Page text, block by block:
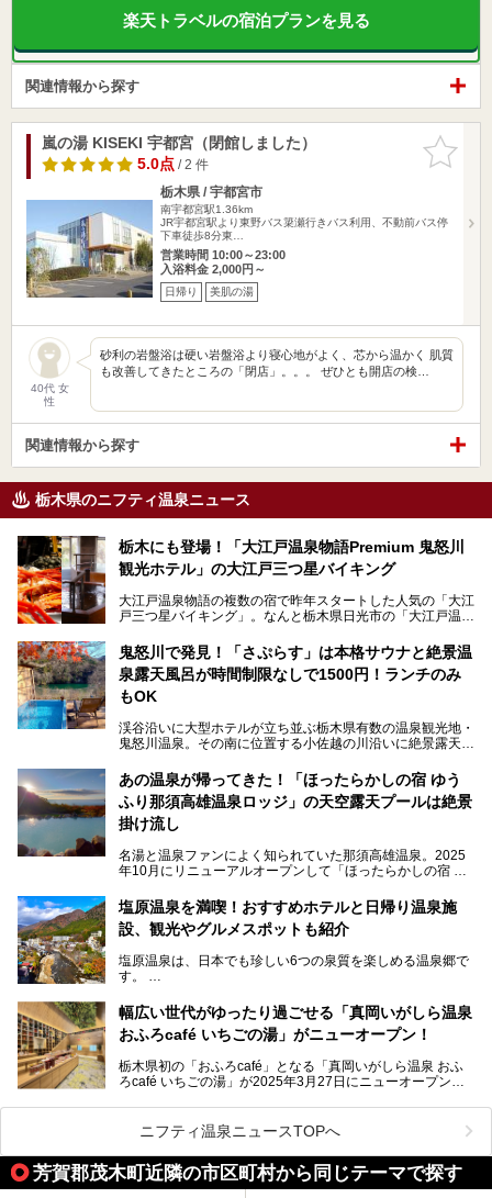
楽天トラベルの宿泊プランを見る
関連情報から探す
お気に入
りに追加
嵐の湯 KISEKI 宇都宮（閉館しました）
5.0点/ 2 件
栃木県 / 宇都宮市
南宇都宮駅1.36km
JR宇都宮駅より東野バス簗瀬行きバス利用、不動前バス停
下車徒歩8分東…
営業時間 10:00～23:00
入浴料金 2,000円～
日帰り 美肌の湯
40代 女
性
砂利の岩盤浴は硬い岩盤浴より寝心地がよく、芯から温かく 肌質
も改善してきたところの「閉店」。。。 ぜひとも開店の検…
関連情報から探す
栃木県のニフティ温泉ニュース
栃木にも登場！「大江戸温泉物語Premium 鬼怒川
観光ホテル」の大江戸三つ星バイキング
大江戸温泉物語の複数の宿で昨年スタートした人気の「大江
戸三つ星バイキング」。なんと栃木県日光市の「大江戸温泉
ここは首都圏から1泊で行きやすい鬼怒川温泉の渓流沿いに
建つホテルで、バイキングの他にも天然温泉の大浴場とサウ
ナ、フリーフローサービスのラウンジなど館内で楽しめるス
ポットがたくさんあり、3世代旅行やグループ旅行にもぴっ
たり。
そんな「大江戸温泉物語Premium 鬼怒川観光ホテル」の魅
力を詳しく紹介しちゃいます。
───
提供元：大江戸温泉物語ホテルズ＆リゾーツ株式会社【P
R】
この記事は大江戸温泉物語Premium 鬼怒川観光ホテルのPR
記事です。
鬼怒川で発見！「さぷらす」は本格サウナと絶景温
泉露天風呂が時間制限なしで1500円！ランチのみ
もOK
渓谷沿いに大型ホテルが立ち並ぶ栃木県有数の温泉観光地・
鬼怒川温泉。その南に位置する小佐越の川沿いに絶景露天風
こだわりのサウナ、掛け流しの水風呂、天然温泉の露天風
呂、食事処、休憩室など備えて、決して大規模施設ではあり
ませんが、鬼怒川温泉観光の行き帰りに、はたまたサウナで
一日リフレッシュするための目的地に！ぜひオススメしたい
スポットです。時間制限も無いので1人1,500円でひがな一
日サウナや温泉を楽しんでお昼も食べてごろごろできちゃい
ますよ。
あの温泉が帰ってきた！「ほったらかしの宿 ゆう
ふり那須高雄温泉ロッジ」の天空露天プールは絶景
掛け流し
名湯と温泉ファンによく知られていた那須高雄温泉。2025
年10月にリニューアルオープンして「ほったらかしの宿 ゆ
した。
那須湯本の温泉街から少し離れた静かな環境、一軒宿ゆえに
許される露天風呂からの絶景、日帰り入浴や素泊まりで気楽
た。
2名1室利用で1人あたり4,500円～と、思い立ったらすぐに
───
提供元：アイコニア・ホスピタリティ株式会社【PR】
この記事はほったらかしの宿 ゆうふり那須高雄温泉ロッジ
塩原温泉を満喫！おすすめホテルと日帰り温泉施
設、観光やグルメスポットも紹介
塩原温泉は、日本でも珍しい6つの泉質を楽しめる温泉郷で
す。
栃木県の北部にある箒川のほとりに11の温泉地が点在し、
古くから多くの人々から癒やしの場として愛されてきまし
た。
温泉に加えて、豊かな自然を感じられる観光スポットや、こ
こでしか味わえないご当地グルメなど、多彩な魅力がある北
この記事では、塩原温泉の概要や魅力とともに、おすすめの
宿泊施設と観光・グルメスポット、日帰り温泉を順に紹介し
ます。
幅広い世代がゆったり過ごせる「真岡いがしら温泉
おふろcafé いちごの湯」がニューオープン！
栃木県初の「おふろcafé」となる「真岡いがしら温泉 おふ
ろcafé いちごの湯」が2025年3月27日にニューオープンす
メインとなる天然温泉のお風呂をはじめ、リラックスエリア
やキッズエリア、カフェレストランなど、施設の隅々までチ
ェックしてきました！
ニフティ温泉ニュースTOPへ
芳賀郡茂木町近隣の市区町村から同じテーマで探す